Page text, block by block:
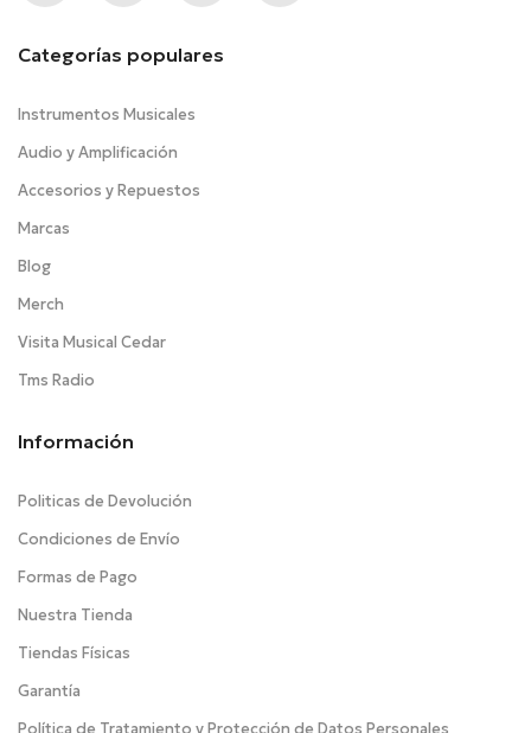
Categorías populares
Instrumentos Musicales
Audio y Amplificación
Accesorios y Repuestos
Marcas
Blog
Merch
Visita Musical Cedar
Tms Radio
Información
Politicas de Devolución
Condiciones de Envío
Formas de Pago
Nuestra Tienda
Tiendas Físicas
Garantía
Política de Tratamiento y Protección de Datos Personales